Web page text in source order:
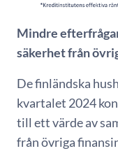
Mindre
säkerhet från
De finländska
kvartalet 2024
till ett värde av
från övriga